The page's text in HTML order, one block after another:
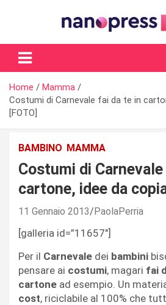
Il magazine femminile di Nanopress.it
Home
Mamma
Costumi di Carnevale fai da te in
[FOTO]
BAMBINO MAMMA
Costumi di
cartone, idee da
11 Gennaio 2013 PaolaPerria
[galleria id=”11657″]
Per il Carnevale dei bambini
pensare ai costumi, magari fai
cartone ad esempio. Un
cost, riciclabile al 100% che